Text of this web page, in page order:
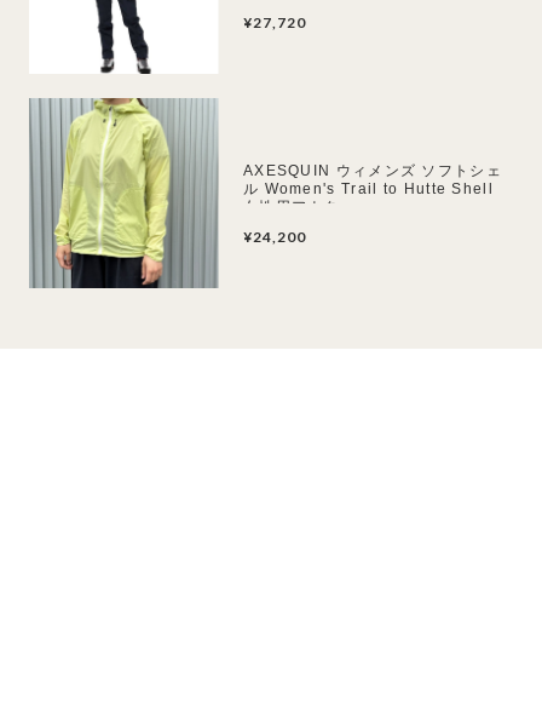
¥27,720
AXESQUIN ウィメンズ ソフトシェ
ル Women's Trail to Hutte Shell
女性用アウター
¥24,200